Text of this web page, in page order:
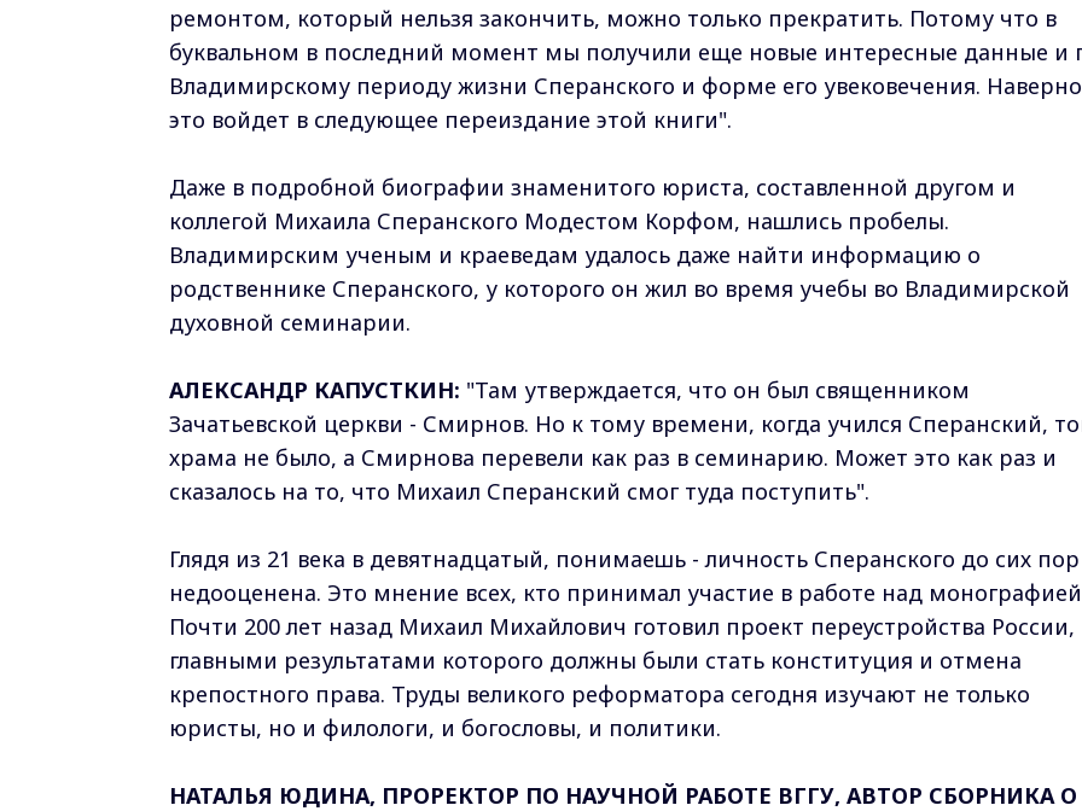
ремонтом, который нельзя закончить, можно только прекратить. Потому что в
буквальном в последний момент мы получили еще новые интересные данные и
Владимирскому периоду жизни Сперанского и форме его увековечения.
это войдет в следующее переиздание этой книги".
Даже в подробной биографии знаменитого юриста, составленной другом и
коллегой Михаила Сперанского Модестом Корфом, нашлись пробелы.
Владимирским ученым и краеведам удалось даже найти информацию о
родственнике Сперанского, у которого он жил во время учебы во Владимирской
духовной семинарии.
АЛЕКСАНДР КАПУСТКИН: "Там утверждается, что он был священником
Зачатьевской церкви - Смирнов. Но к тому времени, когда учился Сперанский,
храма не было, а Смирнова перевели как раз в семинарию. Может это как раз и
сказалось на то, что Михаил Сперанский смог туда поступить".
Глядя из 21 века в девятнадцатый, понимаешь - личность Сперанского до сих пор
недооценена. Это мнение всех, кто принимал участие в работе над
Почти 200 лет назад Михаил Михайлович готовил проект переустройства России,
главными результатами которого должны были стать конституция и отмена
крепостного права. Труды великого реформатора сегодня изучают не только
юристы, но и филологи, и богословы, и политики.
НАТАЛЬЯ ЮДИНА, ПРОРЕКТОР ПО НАУЧНОЙ РАБОТЕ ВГГУ, АВТОР СБОРНИКА О